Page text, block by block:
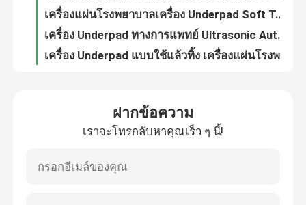
ติดต่อเรา
ข่าว
ผู้ป่วยติดเตียงในโรงพยาบาลเครื่อง Underpad ไม่หยุดยั้งทิ้ง
เครื่อง Underpad 5ply อัตโนมัติ 450mm 600mm 800mm 1000mm Width
เครื่อง Underpad 5ply ชนิดใหม่ ZL-II
Underpad 5ply ชนิดใหม่พร้อมเครื่องกระดาษทิชชู่
ฝากข้อความ
เราจะโทรกลับหาคุณเร็ว ๆ นี้!